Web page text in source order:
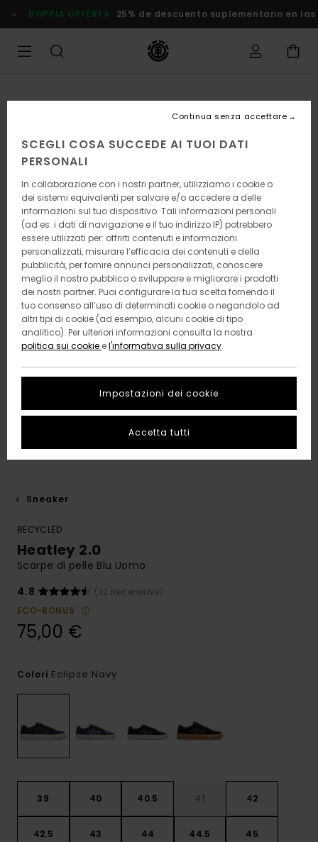
alle
informazioni
prodotto
DOPPIA OFFERTA 25% de descuento suplementario en
Sneaker
RECYCLED
Heatley 2.0
Scarpe di pelle Blu Uomo
4.8
(32 Recensioni)
ECO-BONUS
75,00 €
Colori Eclipse Navy
39 40 40.5 41 42
42.5 43 44 44.5 45
SCEGLI COSA SUCCEDE AI TUOI DATI
PERSONALI
In collaborazione con i nostri partner, utilizziamo i cookie o
dei sistemi equivalenti per salvare e/o accedere a delle
informazioni sul tuo dispositivo. Tali informazioni personali
(ad es. i dati di navigazione e il tuo indirizzo IP) potrebbero
essere utilizzati per: offrirti contenuti e informazioni
personalizzati, misurare l’efficacia dei contenuti e della
pubblicità, per fornire annunci personalizzati, conoscere
meglio il nostro pubblico o sviluppare e migliorare i prodotti
dei nostri partner. Puoi configurare la tua scelta fornendo il
tuo consenso all’uso di determinati cookie o negandolo ad
altri tipi di cookie (ad esempio, alcuni cookie di tipo
analitico). Per ulteriori informazioni consulta la nostra
politica sui cookie el'informativa sulla privacy.
Impostazioni dei cookie
Continua senza accettare
Accetta tutti